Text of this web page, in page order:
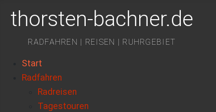
thorsten-bachner.de
RADFAHREN | REISEN | RUHRGEBIET
Start
Radfahren
Radreisen
Tagestouren